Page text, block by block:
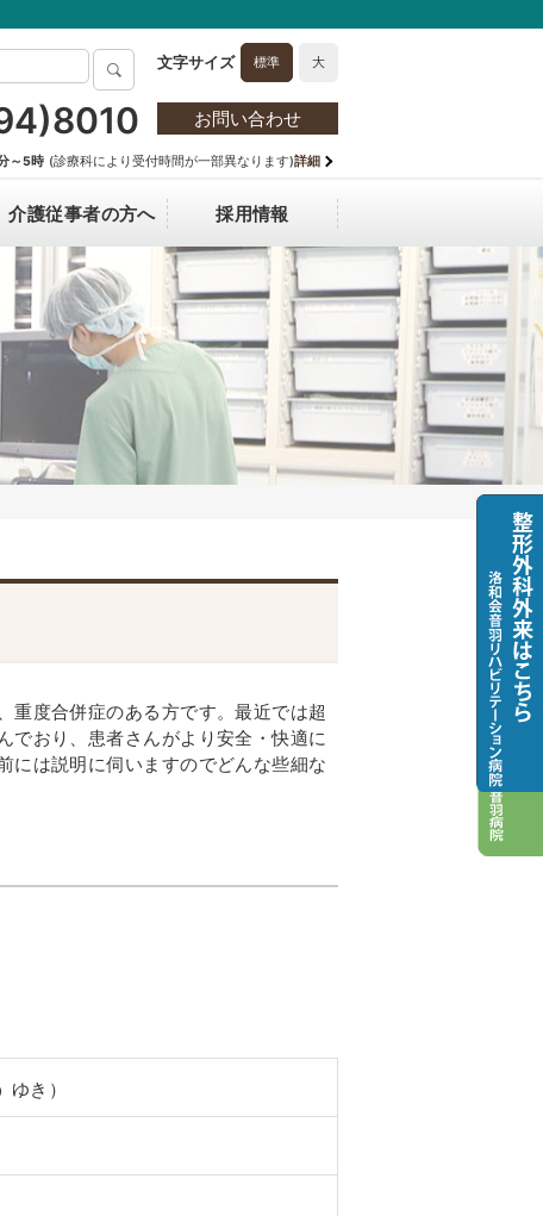
標準 大
お問い合わせ
～5時 (診療科により受付時間が一部異なります)詳細
Changing Medical Fee for Non-
Resident
技術部門
マスク着用のお願い
病院長からのごあいさつ
自主機能評価指標（透析医療）
フロア案内図
報保護方針
介護従事者の方へ 採用情報
医師採用
重度合併症のある方です。最近では超
でおり、患者さんがより安全・快適に
には説明に伺いますのでどんな些細な
き）